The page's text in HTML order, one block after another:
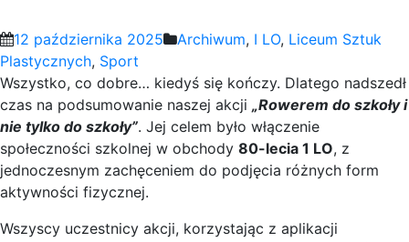
12 października 2025 Archiwum, I LO, Liceum Sztuk
Plastycznych, Sport
Wszystko, co dobre… kiedyś się kończy. Dlatego nadszedł
czas na podsumowanie naszej akcji „Rowerem do szkoły i
nie tylko do szkoły”. Jej celem było włączenie
społeczności szkolnej w obchody 80-lecia 1 LO, z
jednoczesnym zachęceniem do podjęcia różnych form
aktywności fizycznej.
Wszyscy uczestnicy akcji, korzystając z aplikacji